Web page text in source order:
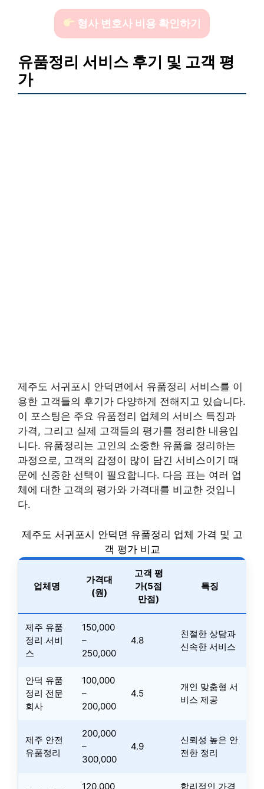
형사 변호사 비용 확인하기
유품정리 서비스 후기 및 고객 평
가
제주도 서귀포시 안덕면에서 유품정리 서비스를 이
용한 고객들의 후기가 다양하게 전해지고 있습니다.
이 포스팅은 주요 유품정리 업체의 서비스 특징과
가격, 그리고 실제 고객들의 평가를 정리한 내용입
니다. 유품정리는 고인의 소중한 유품을 정리하는
과정으로, 고객의 감정이 많이 담긴 서비스이기 때
문에 신중한 선택이 필요합니다. 다음 표는 여러 업
체에 대한 고객의 평가와 가격대를 비교한 것입니
다.
제주도 서귀포시 안덕면 유품정리 업체 가격 및 고
객 평가 비교
업체명
가격대
(원)
고객 평
가(5점
만점)
특징
제주 유품
정리 서비
스
150,000
–
250,000
4.8
친절한 상담과
신속한 서비스
안덕 유품
정리 전문
회사
100,000
–
200,000
4.5
개인 맞춤형 서
비스 제공
제주 안전
유품정리
200,000
–
300,000
4.9
신뢰성 높은 안
전한 정리
120,000
합리적인 가격